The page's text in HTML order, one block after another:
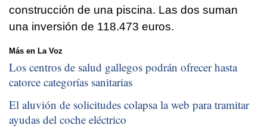
construcción de una piscina. Las dos suman
una inversión de 118.473 euros.
Más en La Voz
Los centros de salud gallegos podrán ofrecer hasta
catorce categorías sanitarias
El aluvión de solicitudes colapsa la web para tramitar
ayudas del coche eléctrico